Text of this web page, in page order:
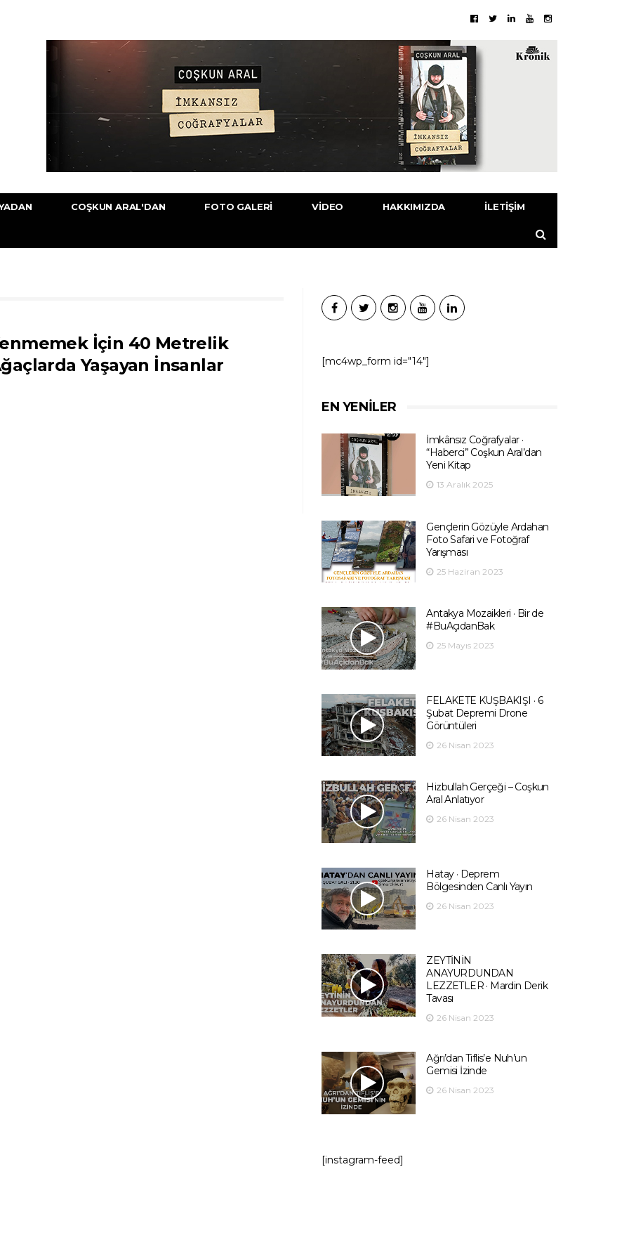
COŞKUN ARAL'DAN FOTO GALERI VIDEO HAKKIMIZDA İLETIŞIM
İçin 40 Metrelik
Yaşayan İnsanlar
[mc4wp_form id="14"]
EN YENILER
İmkânsız Coğrafyalar ·
“Haberci” Coşkun Aral’dan
Yeni Kitap
13 Aralık 2025
Gençlerin Gözüyle Ardahan
Foto Safari ve Fotoğraf
Yarışması
25 Haziran 2023
Antakya Mozaikleri · Bir de
#BuAçıdanBak
25 Mayıs 2023
FELAKETE KUŞBAKIŞI · 6
Şubat Depremi Drone
Görüntüleri
26 Nisan 2023
Hizbullah Gerçeği – Coşkun
Aral Anlatıyor
26 Nisan 2023
Hatay · Deprem
Bölgesinden Canlı Yayın
26 Nisan 2023
ZEYTİNİN
ANAYURDUNDAN
LEZZETLER · Mardin Derik
Tavası
26 Nisan 2023
Ağrı’dan Tiflis’e Nuh’un
Gemisi İzinde
26 Nisan 2023
[instagram-feed]